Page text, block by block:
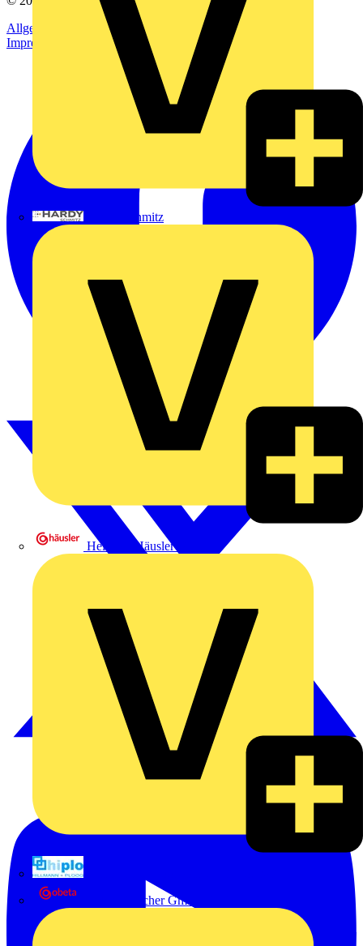
Hardy Schmitz
Heinrich Häusler GmbH
Oskar Böttcher GmbH & Co. KG
Allgemeine Geschäftsbedingungen
Datenschutzerklärung
Impressum